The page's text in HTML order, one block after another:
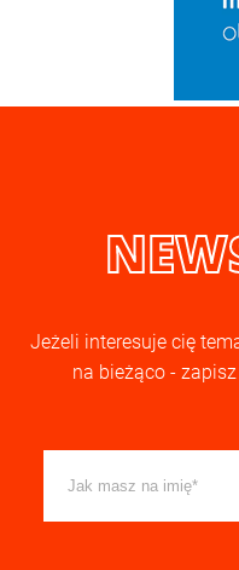
Jeżeli interesuje cię
na bieżąco -